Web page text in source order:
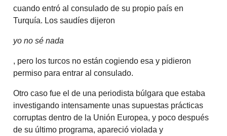
cuando entró al consulado de su propio país en
Turquía. Los saudíes dijeron
yo no sé nada
, pero los turcos no están cogiendo esa y pidieron
permiso para entrar al consulado.
Otro caso fue el de una periodista búlgara que estaba
investigando intensamente unas supuestas prácticas
corruptas dentro de la Unión Europea, y poco después
de su último programa, apareció violada y